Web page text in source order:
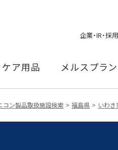
企業・IR・採
ケア用品 メルスプラン
コン製品取扱施設検索 福島県 いわき